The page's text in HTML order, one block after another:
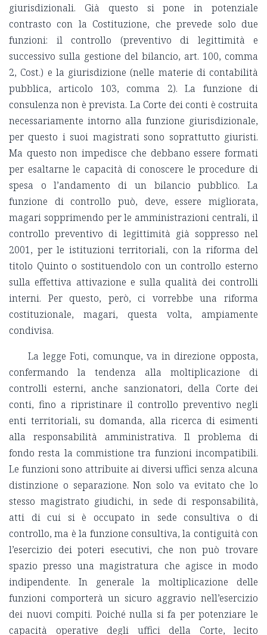
giurisdizionali. Già questo si pone in potenziale
contrasto con la Costituzione, che prevede solo due
funzioni: il controllo (preventivo di legittimità e
successivo sulla gestione del bilancio, art. 100, comma
2, Cost.) e la giurisdizione (nelle materie di contabilità
pubblica, articolo 103, comma 2). La funzione di
consulenza non è prevista. La Corte dei conti è costruita
necessariamente intorno alla funzione giurisdizionale,
per questo i suoi magistrati sono soprattutto giuristi.
Ma questo non impedisce che debbano essere formati
per esaltarne le capacità di conoscere le procedure di
spesa o l’andamento di un bilancio pubblico. La
funzione di controllo può, deve, essere migliorata,
magari sopprimendo per le amministrazioni centrali, il
controllo preventivo di legittimità già soppresso nel
2001, per le istituzioni territoriali, con la riforma del
titolo Quinto o sostituendolo con un controllo esterno
sulla effettiva attivazione e sulla qualità dei controlli
interni. Per questo, però, ci vorrebbe una riforma
costituzionale, magari, questa volta, ampiamente
condivisa.
La legge Foti, comunque, va in direzione opposta,
confermando la tendenza alla moltiplicazione di
controlli esterni, anche sanzionatori, della Corte dei
conti, fino a ripristinare il controllo preventivo negli
enti territoriali, su domanda, alla ricerca di esimenti
alla responsabilità amministrativa. Il problema di
fondo resta la commistione tra funzioni incompatibili.
Le funzioni sono attribuite ai diversi uffici senza alcuna
distinzione o separazione. Non solo va evitato che lo
stesso magistrato giudichi, in sede di responsabilità,
atti di cui si è occupato in sede consultiva o di
controllo, ma è la funzione consultiva, la contiguità con
l’esercizio dei poteri esecutivi, che non può trovare
spazio presso una magistratura che agisce in modo
indipendente. In generale la moltiplicazione delle
funzioni comporterà un sicuro aggravio nell’esercizio
dei nuovi compiti. Poiché nulla si fa per potenziare le
capacità operative degli uffici della Corte, lecito